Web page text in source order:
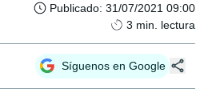
Publicado: 31/07/2021 09:00
3 min. lectura
Síguenos en Google